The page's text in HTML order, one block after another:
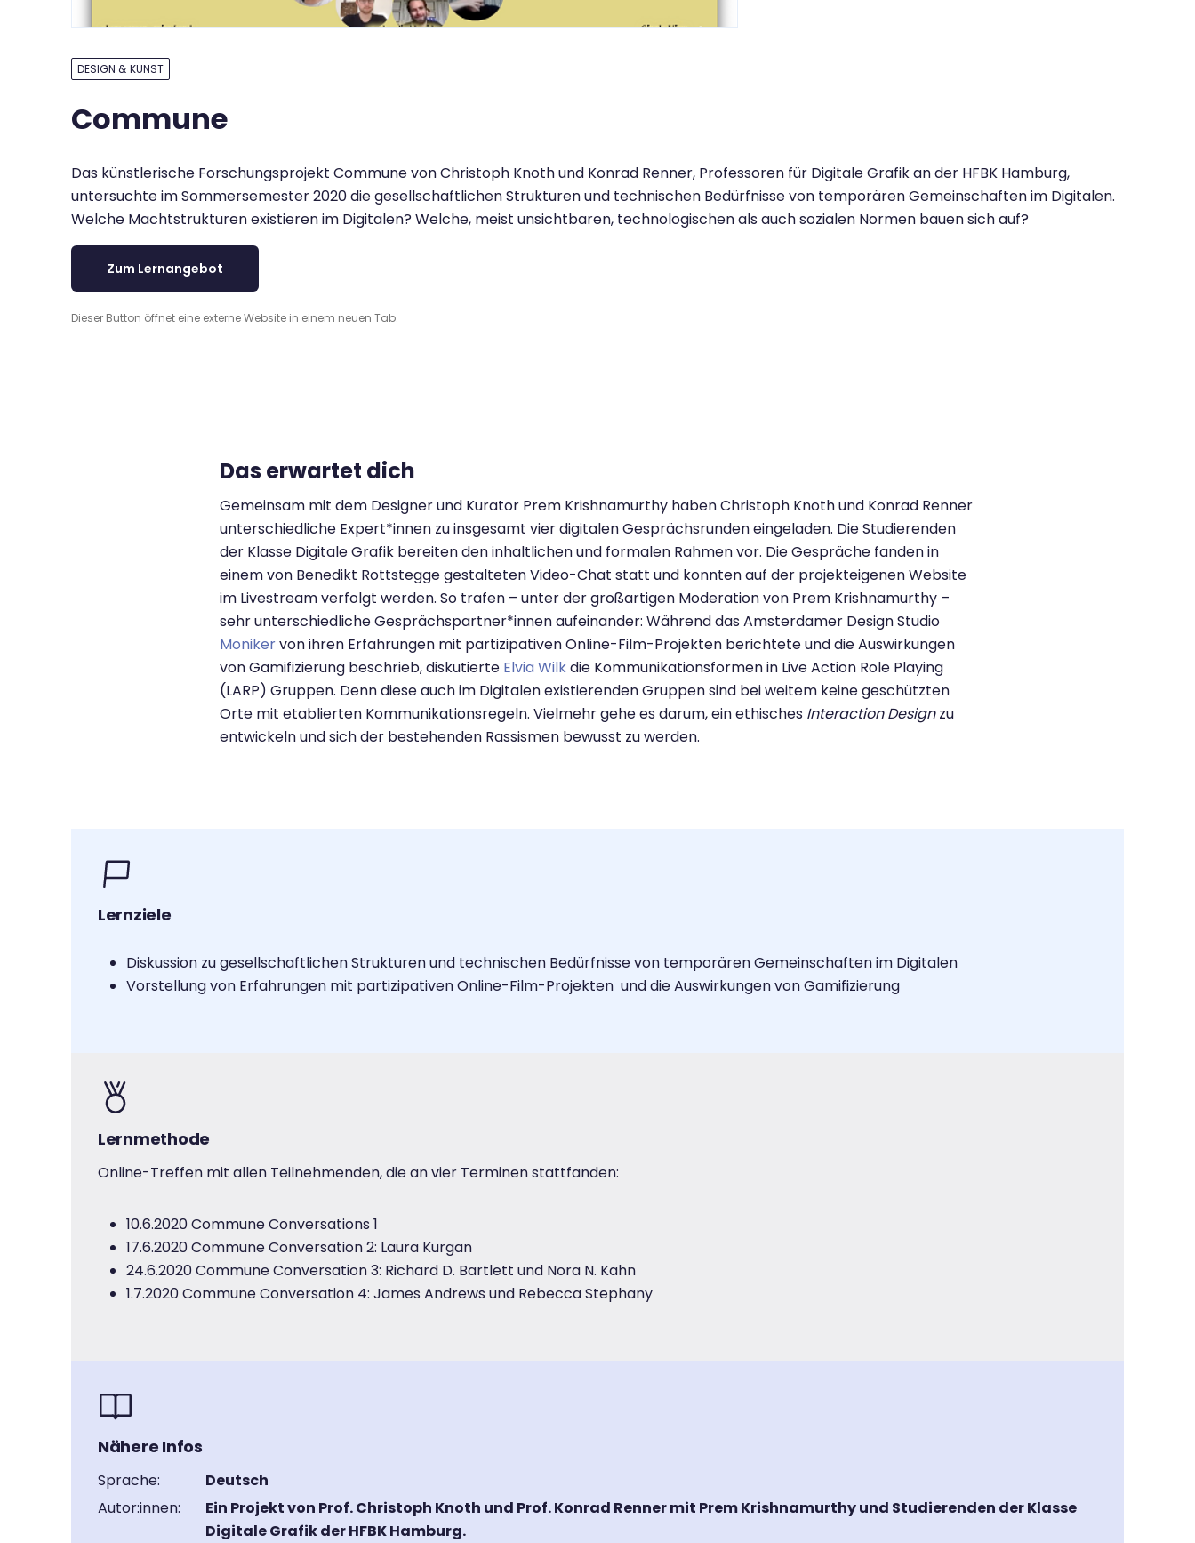
DESIGN & KUNST
Commune
Das künstlerische Forschungsprojekt Commune von Christoph Knoth und Konrad Renner, Professoren für Digitale Grafik an der HFBK Hamburg,
untersuchte im Sommersemester 2020 die gesellschaftlichen Strukturen und technischen Bedürfnisse von temporären Gemeinschaften im Digitalen.
Welche Machtstrukturen existieren im Digitalen? Welche, meist unsichtbaren, technologischen als auch sozialen Normen bauen sich auf?
Zum Lernangebot
Dieser Button öffnet eine externe Website in einem neuen Tab.
Das erwartet dich
Gemeinsam mit dem Designer und Kurator Prem Krishnamurthy haben Christoph Knoth und Konrad Renner
unterschiedliche Expert*innen zu insgesamt vier digitalen Gesprächsrunden eingeladen. Die Studierenden
der Klasse Digitale Grafik bereiten den inhaltlichen und formalen Rahmen vor. Die Gespräche fanden in
einem von Benedikt Rottstegge gestalteten Video-Chat statt und konnten auf der projekteigenen Website
im Livestream verfolgt werden. So trafen – unter der großartigen Moderation von Prem Krishnamurthy –
sehr unterschiedliche Gesprächspartner*innen aufeinander: Während das Amsterdamer Design Studio
Monikervon ihren Erfahrungen mit partizipativen Online-Film-Projekten berichtete und die Auswirkungen
von Gamifizierung beschrieb, diskutierte Elvia Wilkdie Kommunikationsformen in Live Action Role Playing
(LARP) Gruppen. Denn diese auch im Digitalen existierenden Gruppen sind bei weitem keine geschützten
Orte mit etablierten Kommunikationsregeln. Vielmehr gehe es darum, ein ethisches Interaction Designzu
entwickeln und sich der bestehenden Rassismen bewusst zu werden.
Lernziele
Diskussion zu gesellschaftlichen Strukturen und technischen Bedürfnisse von temporären Gemeinschaften im Digitalen
Vorstellung von Erfahrungen mit partizipativen Online-Film-Projekten und die Auswirkungen von Gamifizierung
Lernmethode
Online-Treffen mit allen Teilnehmenden, die an vier Terminen stattfanden:
10.6.2020 Commune Conversations 1
17.6.2020 Commune Conversation 2: Laura Kurgan
24.6.2020 Commune Conversation 3: Richard D. Bartlett und Nora N. Kahn
1.7.2020 Commune Conversation 4: James Andrews und Rebecca Stephany
Nähere Infos
Sprache:
Deutsch
Autor:innen:
Ein Projekt von Prof. Christoph Knoth und Prof. Konrad Renner mit Prem Krishnamurthy und Studierenden der Klasse
Digitale Grafik der HFBK Hamburg.